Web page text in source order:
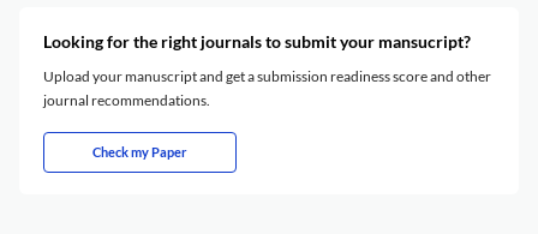
Looking for the right journals to submit your mansucript?
Upload your manuscript and get a submission readiness score and other
journal recommendations.
Check my Paper